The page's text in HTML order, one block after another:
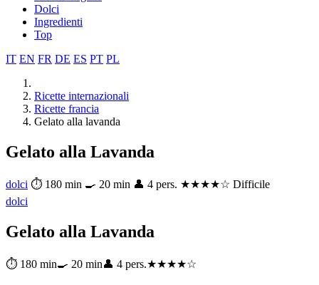
Dolci
Ingredienti
Top
IT EN FR DE ES PT PL
Ricette internazionali
Ricette francia
Gelato alla lavanda
Gelato alla Lavanda
dolci ⏱ 180 min 🍳 20 min 👤 4 pers. ★★★★☆ Difficile
dolci
Gelato alla Lavanda
⏱ 180 min🍳 20 min👤 4 pers.★★★★☆